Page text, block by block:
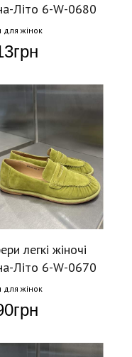
Літо 6-W-0680
для жінок
грн
легкі жіночі
Літо 6-W-0670
для жінок
грн